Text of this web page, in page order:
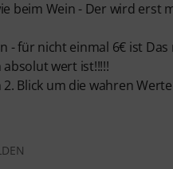
beim Wein - Der wird erst
- für nicht einmal 6€ ist Das
wert ist!!!!!
Blick um die wahren Werte